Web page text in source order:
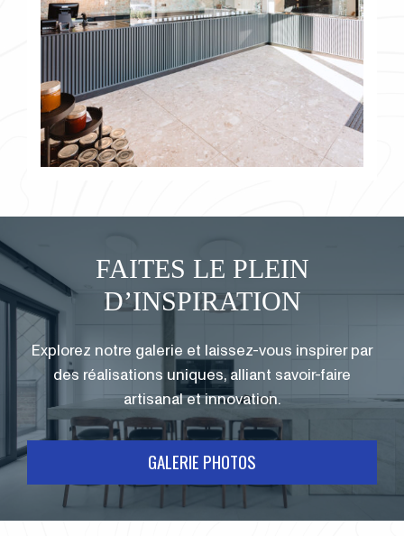
FAITES LE PLEIN
D’INSPIRATION
Explorez notre galerie et laissez-vous inspirer par
des réalisations uniques, alliant savoir-faire
artisanal et innovation.
GALERIE PHOTOS